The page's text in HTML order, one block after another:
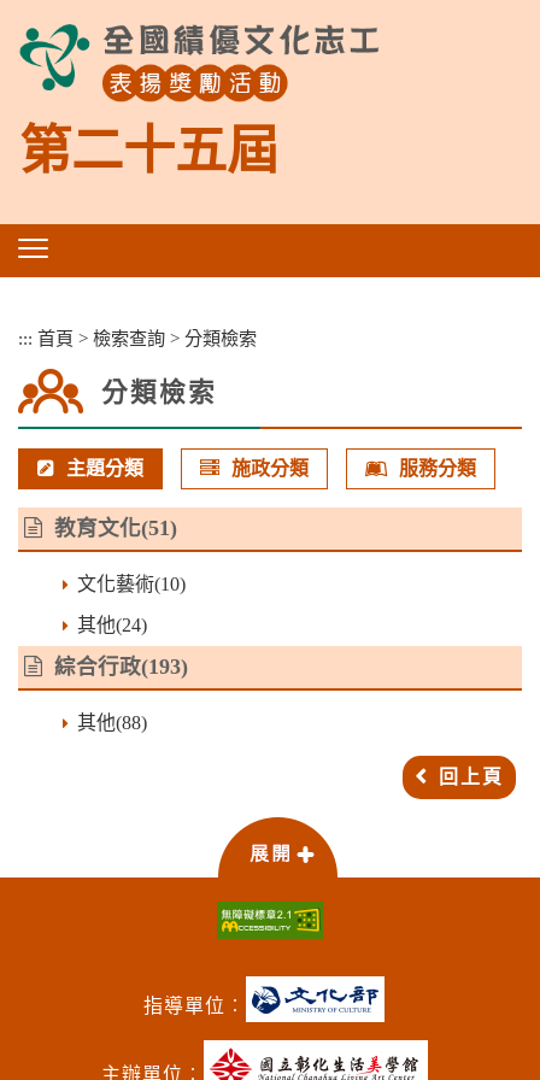
第二十五屆
::: 首頁 > 檢索查詢 > 分類檢索
分類檢索
主題分類 施政分類 服務分類
教育文化(51)
文化藝術(10)
其他(24)
綜合行政(193)
其他(88)
回上頁
指導單位︰
主辦單位︰